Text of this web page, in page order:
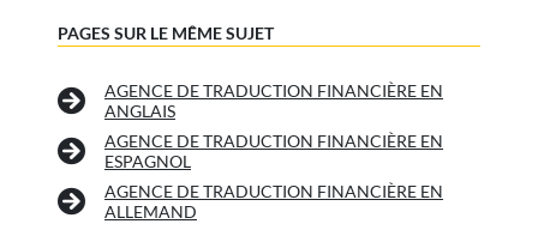
PAGES SUR LE MÊME SUJET
AGENCE DE TRADUCTION FINANCIÈRE EN
ANGLAIS
AGENCE DE TRADUCTION FINANCIÈRE EN
ESPAGNOL
AGENCE DE TRADUCTION FINANCIÈRE EN
ALLEMAND